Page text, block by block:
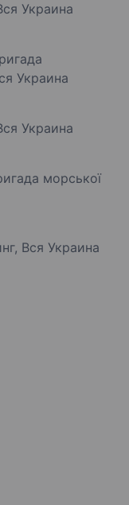
Украина
Украина
Украина
морської
Вся Украина